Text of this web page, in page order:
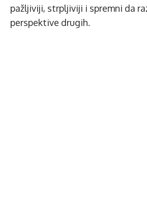
pažljiviji, strpljiviji i spremni da
perspektive drugih.